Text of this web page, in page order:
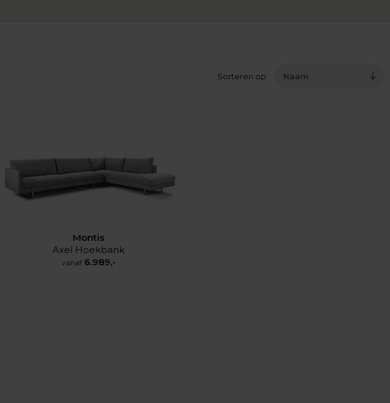
Sorteren op Naam
Montis
Axel Hoekbank
vanaf 6.989,-